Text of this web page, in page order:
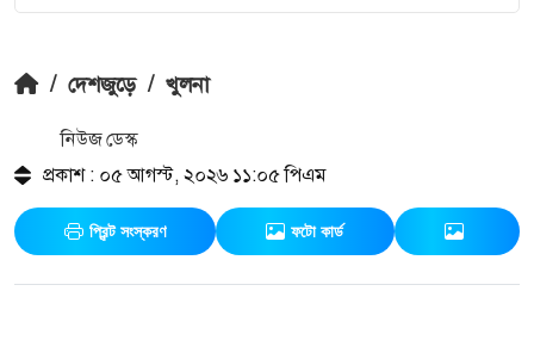
/ দেশজুড়ে / খুলনা
নিউজ ডেস্ক
প্রকাশ : ০৫ আগস্ট, ২০২৬ ১১:০৫ পিএম
প্রিন্ট সংস্করণ ফটো কার্ড